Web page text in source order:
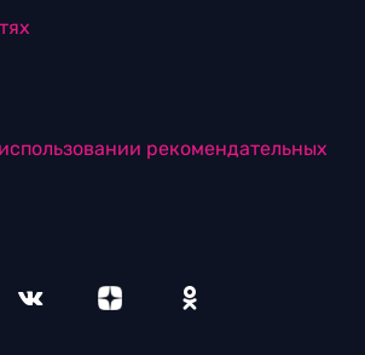
рекомендательных